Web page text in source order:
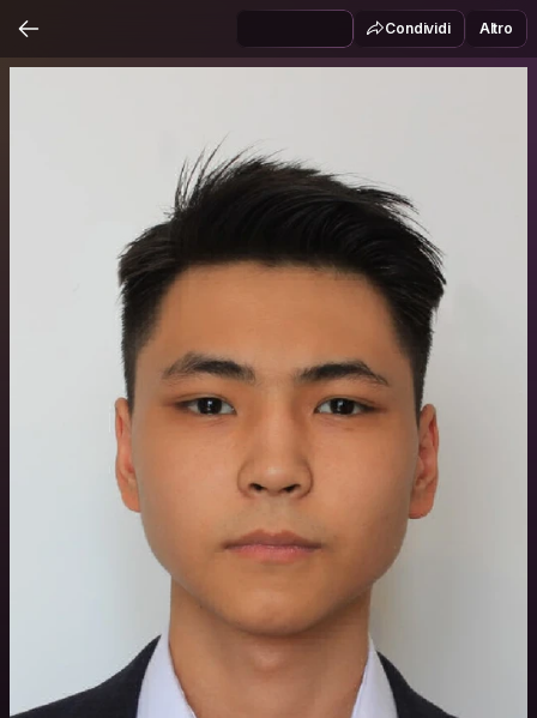
Condividi Altro